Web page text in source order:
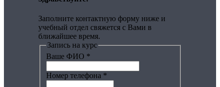
Заполните контактную форму ниже и
учебный отдел свяжется с Вами в
ближайшее время.
Запись на курс
Ваше ФИО *
Номер телефона *